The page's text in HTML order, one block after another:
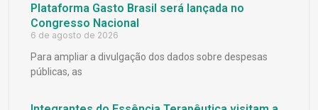
Plataforma Gasto Brasil será lançada no
Congresso Nacional
6 de agosto de 2026
Para ampliar a divulgação dos dados sobre despesas
públicas, as